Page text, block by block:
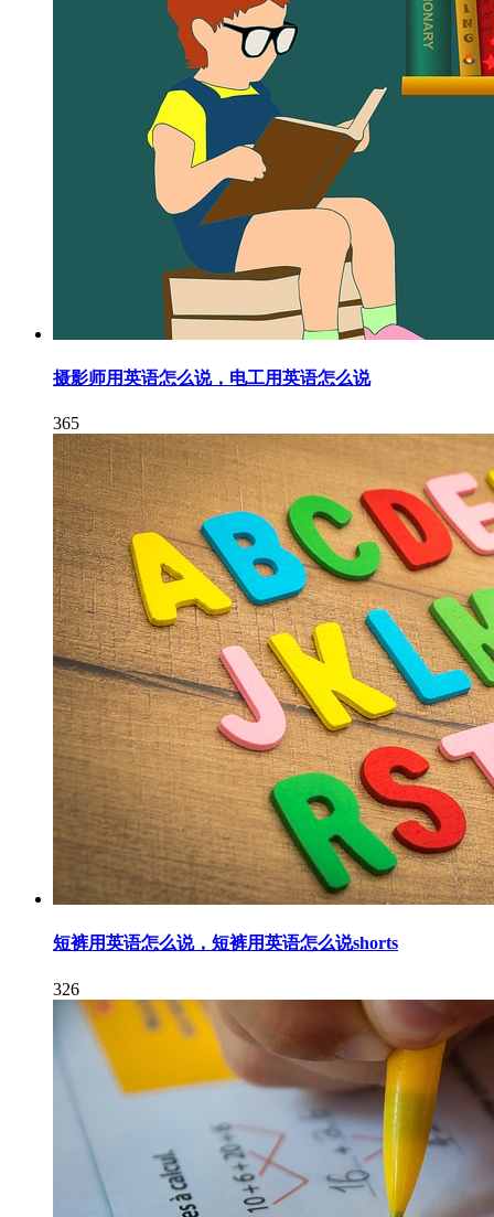
摄影师用英语怎么说，电工用英语怎么说
365
短裤用英语怎么说，短裤用英语怎么说shorts
326